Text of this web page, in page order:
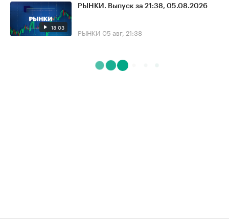
18:03
РЫНКИ. Выпуск за 21:38, 05.08.2026
РЫНКИ 05 авг, 21:38